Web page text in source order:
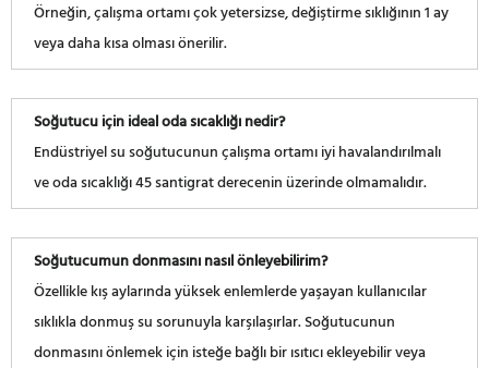
Örneğin, çalışma ortamı çok yetersizse, değiştirme sıklığının 1 ay
veya daha kısa olması önerilir.
Soğutucu için ideal oda sıcaklığı nedir?
Endüstriyel su soğutucunun çalışma ortamı iyi havalandırılmalı
ve oda sıcaklığı 45 santigrat derecenin üzerinde olmamalıdır.
Soğutucumun donmasını nasıl önleyebilirim?
Özellikle kış aylarında yüksek enlemlerde yaşayan kullanıcılar
sıklıkla donmuş su sorunuyla karşılaşırlar. Soğutucunun
donmasını önlemek için isteğe bağlı bir ısıtıcı ekleyebilir veya